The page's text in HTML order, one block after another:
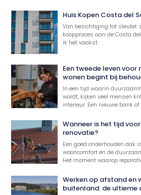
Huis Kopen Costa del
Van bezichtiging tot sleutel:
koopproces aan de Costa
ik het vaakst
Een tweede leven
wonen begint bij
In een tijd waarin
wordt, kijken veel mensen
interieur. Een nieuwe bank
Wanneer is het tijd
renovatie?
Een goed onderhouden dak
wooncomfort en de
Het moment waarop
Werken op afstand en
buitenland: de